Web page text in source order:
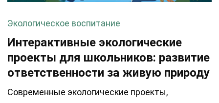
Экологическое воспитание
Интерактивные экологические
проекты для школьников: развитие
ответственности за живую природу
Современные экологические проекты,